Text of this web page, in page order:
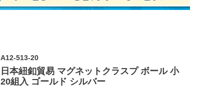
A12-513-20
日本紐釦貿易 マグネットクラスプ ボール 小
20組入 ゴールド シルバー